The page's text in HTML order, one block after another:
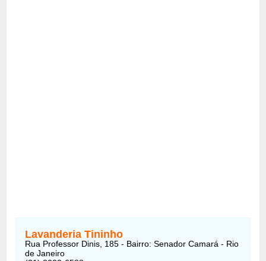
Lavanderia Tininho
Rua Professor Dinis, 185 - Bairro: Senador Camará - Rio
de Janeiro